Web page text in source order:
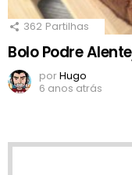
362 Partilhas
Bolo Podre
porHugo
6 anos atrás